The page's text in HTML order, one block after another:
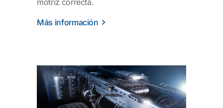
Más información